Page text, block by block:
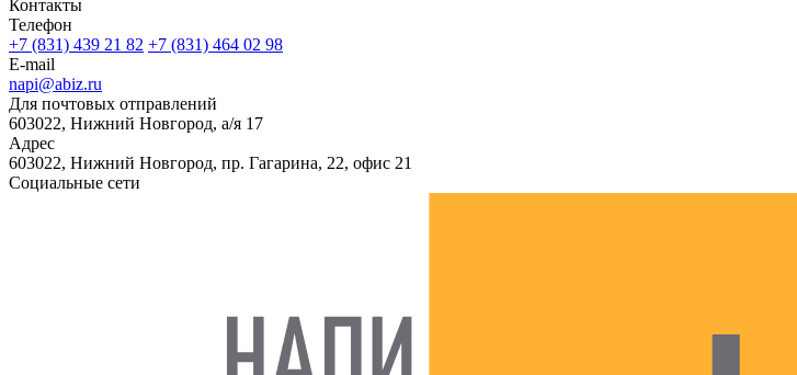
Контакты
Телефон
+7 (831) 439 21 82 +7 (831) 464 02 98
E-mail
napi@abiz.ru
Для почтовых отправлений
603022, Нижний Новгород, а/я 17
Адрес
603022, Нижний Новгород, пр. Гагарина, 22, офис 21
Социальные сети